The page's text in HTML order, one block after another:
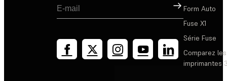
Inscription
Form Auto
Fuse X1
Série Fuse
Comparez les
imprimantes